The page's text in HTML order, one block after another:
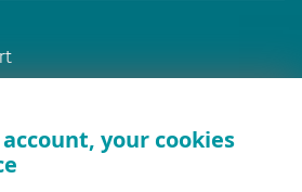
your cookies